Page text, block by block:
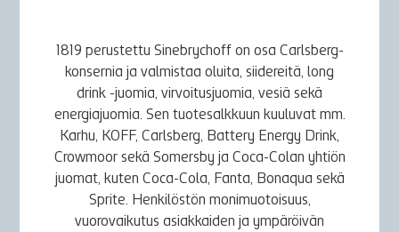
1819 perustettu Sinebrychoff on osa Carlsberg-
konsernia ja valmistaa oluita, siidereitä, long
drink -juomia, virvoitusjuomia, vesiä sekä
energiajuomia. Sen tuotesalkkuun kuuluvat mm.
Karhu, KOFF, Carlsberg, Battery Energy Drink,
Crowmoor sekä Somersby ja Coca-Colan yhtiön
juomat, kuten Coca-Cola, Fanta, Bonaqua sekä
Sprite. Henkilöstön monimuotoisuus,
vuorovaikutus asiakkaiden ja ympäröivän